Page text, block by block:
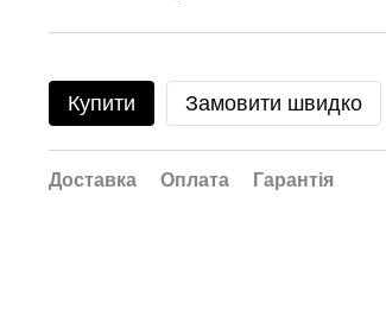
Купити Замовити швидко
Доставка Оплата Гарантія